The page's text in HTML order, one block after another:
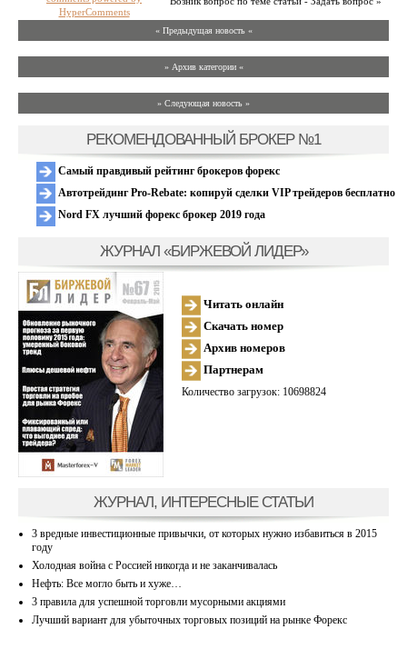
HyperComments
« Предыдущая новость «
» Архив категории «
» Следующая новость »
РЕКОМЕНДОВАННЫЙ БРОКЕР №1
Самый правдивый рейтинг брокеров форекс
Автотрейдинг Pro-Rebate: копируй сделки VIP трейдеров бесплатно
Nord FX лучший форекс брокер 2019 года
ЖУРНАЛ «БИРЖЕВОЙ ЛИДЕР»
Читать онлайн
Скачать номер
Архив номеров
Партнерам
Количество загрузок: 10698824
ЖУРНАЛ, ИНТЕРЕСНЫЕ СТАТЬИ
3 вредные инвестиционные привычки, от которых нужно избавиться в 2015
году
Холодная война с Россией никогда и не заканчивалась
Нефть: Все могло быть и хуже…
3 правила для успешной торговли мусорными акциями
Лучший вариант для убыточных торговых позиций на рынке Форекс